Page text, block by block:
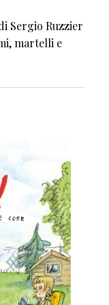
Sergio Ruzzier
martelli e